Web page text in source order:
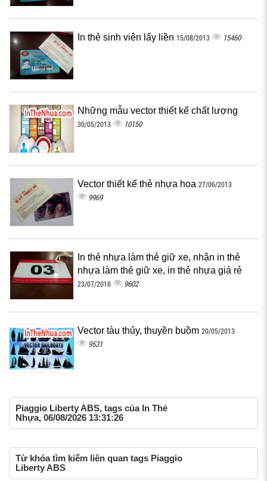
In thẻ sinh viên lấy liền 15/08/2013 15460
Những mẫu vector thiết kế chất lượng
30/05/2013 10150
Vector thiết kế thẻ nhựa hoa 27/06/2013
9969
In thẻ nhựa làm thẻ giữ xe, nhận in thẻ
nhựa làm thẻ giữ xe, in thẻ nhựa giá rẻ
23/07/2016 9602
Vector tàu thủy, thuyền buồm 20/05/2013
9531
Piaggio Liberty ABS, tags của In Thẻ
Nhựa, 06/08/2026 13:31:26
Từ khóa tìm kiếm liên quan tags Piaggio
Liberty ABS